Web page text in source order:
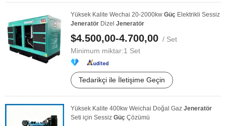
Yüksek Kalite Wechai 20-2000kw Güç Elektrikli Sessiz
Jeneratör Dizel Jeneratör
$4.500,00-4.700,00 / Set
Minimum miktar:1 Set
Tedarikçi ile İletişime Geçin
Yüksek Kalite 400kw Weichai Doğal Gaz Jeneratör
Seti için Sessiz Güç Çözümü